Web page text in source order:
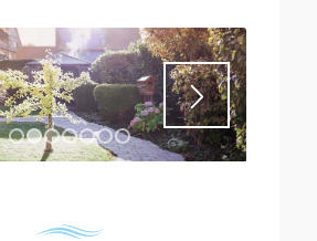
1 2 3 4 5 6 7